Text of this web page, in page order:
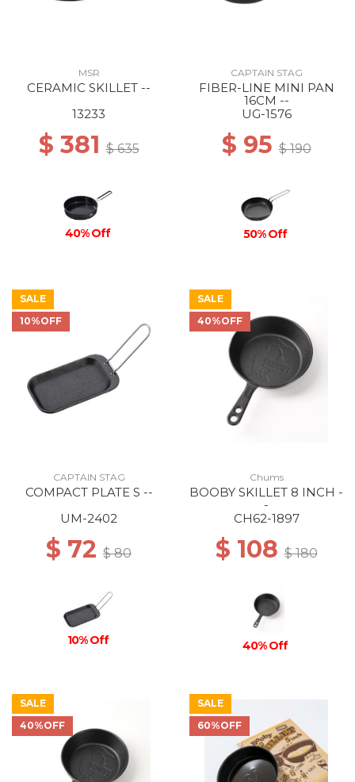
MSR
CERAMIC SKILLET --
13233
$ 381$ 635
40% Off
CAPTAIN STAG
FIBER-LINE MINI PAN
16CM --
UG-1576
$ 95$ 190
50% Off
SALE
10%OFF
CAPTAIN STAG
COMPACT PLATE S --
UM-2402
$ 72 $ 80
10% Off
SALE
40%OFF
Chums
BOOBY SKILLET 8 INCH -
-
CH62-1897
$ 108$ 180
40% Off
SALE
40%OFF
SALE
60%OFF